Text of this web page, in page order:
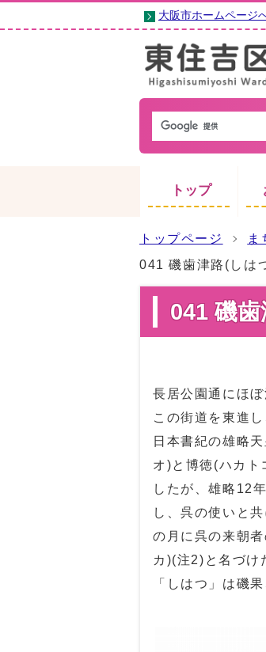
大阪市ホームページ
トップ
トップページ ま
041 磯歯津路(しは
041 磯
長居公園通にほ
この街道を東進
日本書紀の雄略
オ)と博徳(ハカト
したが、雄略12
し、呉の使いと
の月に呉の来朝
カ)(注2)と名づけ
「しはつ」は磯